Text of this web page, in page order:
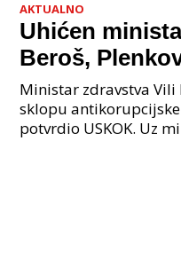
AKTUALNO
Uhićen
Beroš,
Istraga
Ministar zdravstva Vili
sklopu antikorupcijske
potvrdio USKOK. Uz